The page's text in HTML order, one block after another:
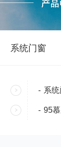
断桥铝门窗
系统门窗
- 系
- 95